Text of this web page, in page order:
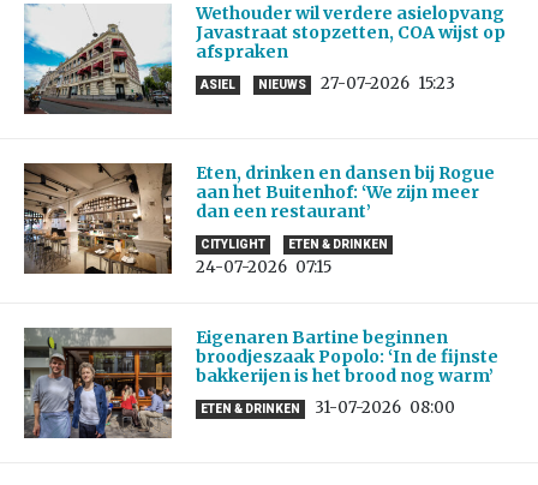
Wethouder wil verdere asielopvang
Javastraat stopzetten, COA wijst op
afspraken
ASIEL NIEUWS 27-07-2026 15:23
Eten, drinken en dansen bij Rogue
aan het Buitenhof: ‘We zijn meer
dan een restaurant’
CITYLIGHT ETEN & DRINKEN
24-07-2026 07:15
Eigenaren Bartine beginnen
broodjeszaak Popolo: ‘In de fijnste
bakkerijen is het brood nog warm’
ETEN & DRINKEN 31-07-2026 08:00